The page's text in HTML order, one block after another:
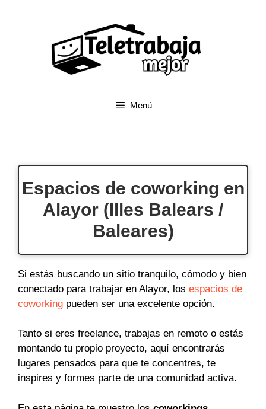
Menú
Espacios de coworking en
Alayor (Illes Balears /
Baleares)
Si estás buscando un sitio tranquilo, cómodo y bien
conectado para trabajar en Alayor, los espacios de
coworking pueden ser una excelente opción.
Tanto si eres freelance, trabajas en remoto o estás
montando tu propio proyecto, aquí encontrarás
lugares pensados para que te concentres, te
inspires y formes parte de una comunidad activa.